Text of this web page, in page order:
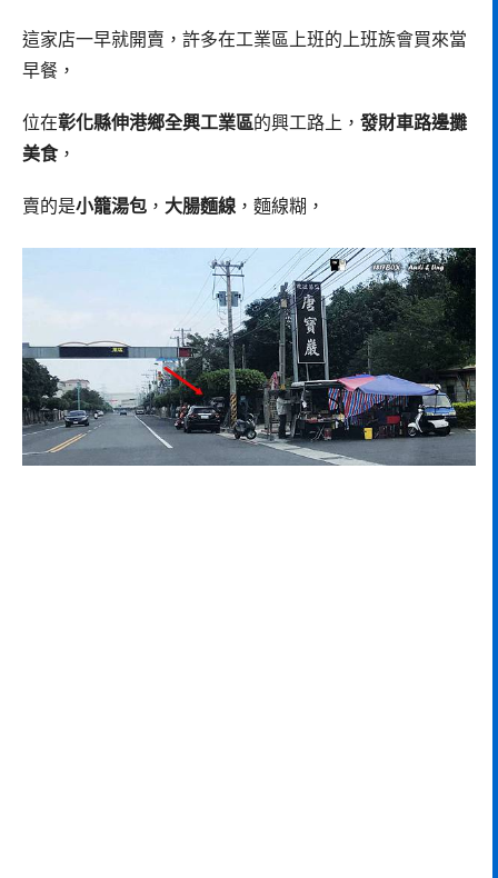
這家店一早就開賣，許多在工業區上班的上班族會買來當
早餐，
位在彰化縣伸港鄉全興工業區的興工路上， 發財車路邊攤
美食，
賣的是小籠湯包 ， 大腸麵線 ，麵線糊，